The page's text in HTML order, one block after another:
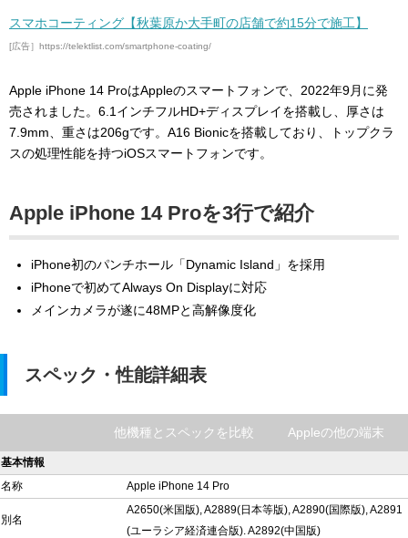
スマホコーティング【秋葉原か大手町の店舗で約15分で施工】
[広告］https://telektlist.com/smartphone-coating/
Apple iPhone 14 ProはAppleのスマートフォンで、2022年9月に発
売されました。6.1インチフルHD+ディスプレイを搭載し、厚さは
7.9mm、重さは206gです。A16 Bionicを搭載しており、トップクラ
スの処理性能を持つiOSスマートフォンです。
Apple iPhone 14 Proを3行で紹介
iPhone初のパンチホール「Dynamic Island」を採用
iPhoneで初めてAlways On Displayに対応
メインカメラが遂に48MPと高解像度化
スペック・性能詳細表
Appleの他の端末
他機種とスペックを比較
基本情報
名称
Apple iPhone 14 Pro
別名
A2650(米国版), A2889(日本等版), A2890(国際版), A2891
(ユーラシア経済連合版). A2892(中国版)